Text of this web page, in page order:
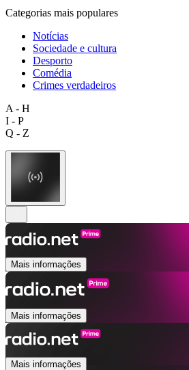
Categorias mais populares
Notícias
Sociedade e cultura
Desporto
Comédia
Crimes verdadeiros
A - H
I - P
Q - Z
Mais informações
Mais informações
Mais informações